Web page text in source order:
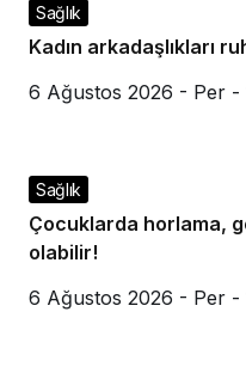
Sağlık
Kadın arkadaşlıkları
6 Ağustos 2026 - Per -
Sağlık
Çocuklarda horlama,
olabilir!
6 Ağustos 2026 - Per -